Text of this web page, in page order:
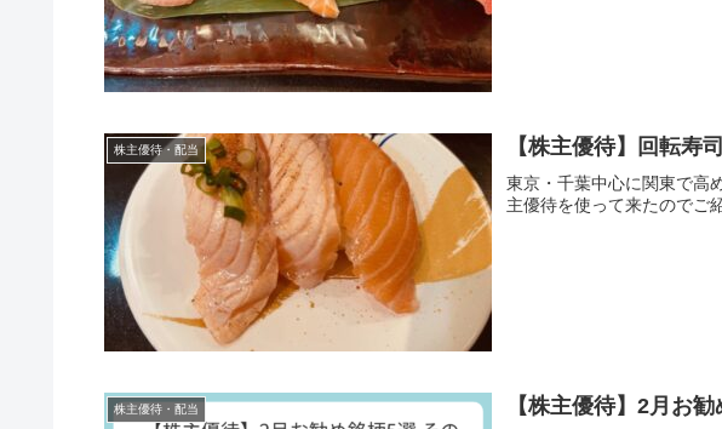
株主優待・配当 【株主優待】回転寿
東京・千葉中心に関東で高
主優待を使って来たのでご
株主優待・配当 【株主優待】2月お